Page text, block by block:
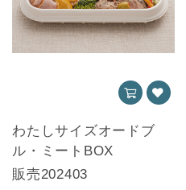
わたしサイズオードブ
ル・ミートBOX
販売202403